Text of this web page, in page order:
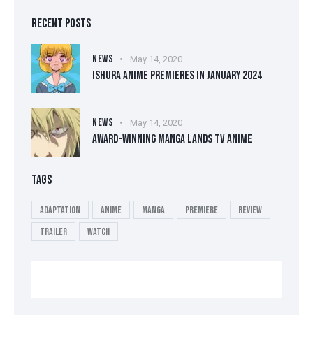
RECENT POSTS
NEWS May 14, 2020
ISHURA ANIME PREMIERES IN JANUARY 2024
NEWS May 14, 2020
AWARD-WINNING MANGA LANDS TV ANIME
TAGS
Adaptation Anime Manga Premiere
Review
Trailer
Watch